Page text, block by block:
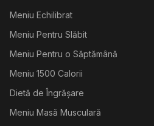
Meniu Echilibrat
Meniu Pentru Slăbit
Meniu Pentru o Săptămână
Meniu 1500 Calorii
Dietă de Îngrășare
Meniu Masă Musculară